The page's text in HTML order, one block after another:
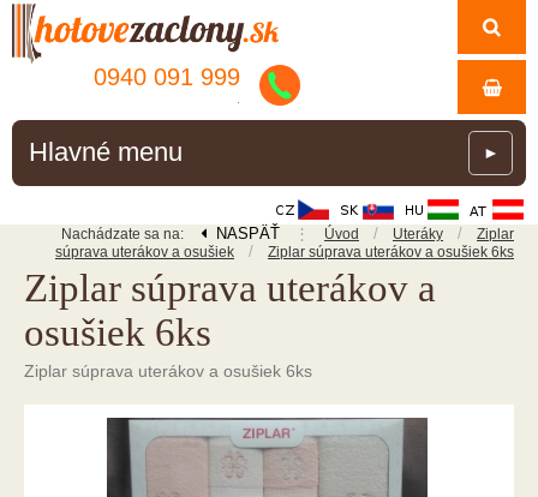
0940 091 999
Hlavné menu ►
Nachádzate sa na: NASPÄŤ ⋮ Úvod / Uteráky /
Ziplar
súprava uterákov a osušiek
/ Ziplar súprava uterákov a osušiek 6ks
Ziplar súprava uterákov a
osušiek 6ks
Ziplar súprava uterákov a osušiek 6ks